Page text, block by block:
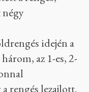
és a 2011-
11-én egy
Japán
nem okozott